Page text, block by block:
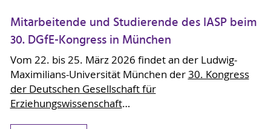
Mitarbeitende und Studierende des IASP beim
30. DGfE-Kongress in München
Vom 22. bis 25. März 2026 findet an der Ludwig-
Maximilians-Universität München der30. Kongress
der Deutschen Gesellschaft für
Erziehungswissenschaft…